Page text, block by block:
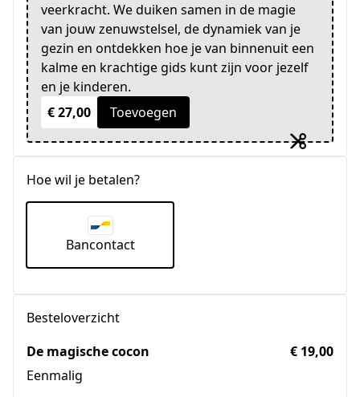
veerkracht. We duiken samen in de magie
van jouw zenuwstelsel, de dynamiek van je
gezin en ontdekken hoe je van binnenuit een
kalme en krachtige gids kunt zijn voor jezelf
en je kinderen.
€ 27,00
Toevoegen
Hoe wil je betalen?
Bancontact
Besteloverzicht
De magische cocon
Eenmalig
€ 19,00